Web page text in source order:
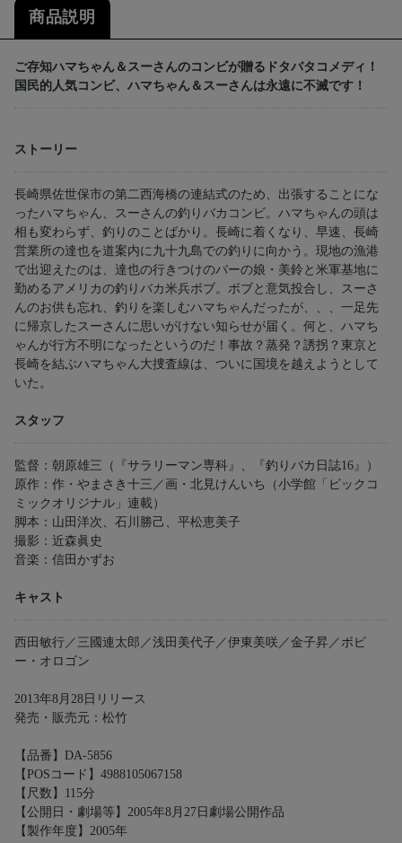
商品説明
ご存知ハマちゃん＆スーさんのコンビが贈るドタバタコメディ！
国民的人気コンビ、ハマちゃん＆スーさんは永遠に不滅です！
ストーリー
長崎県佐世保市の第二西海橋の連結式のため、出張することにな
ったハマちゃん、スーさんの釣りバカコンビ。ハマちゃんの頭は
相も変わらず、釣りのことばかり。長崎に着くなり、早速、長崎
営業所の達也を道案内に九十九島での釣りに向かう。現地の漁港
で出迎えたのは、達也の行きつけのバーの娘・美鈴と米軍基地に
勤めるアメリカの釣りバカ米兵ボブ。ボブと意気投合し、スーさ
んのお供も忘れ、釣りを楽しむハマちゃんだったが、、、一足先
に帰京したスーさんに思いがけない知らせが届く。何と、ハマち
ゃんが行方不明になったというのだ！事故？蒸発？誘拐？東京と
長崎を結ぶハマちゃん大捜査線は、ついに国境を越えようとして
いた。
スタッフ
監督：朝原雄三（『サラリーマン専科』、『釣りバカ日誌16』）
原作：作・やまさき十三／画・北見けんいち（小学館「ビックコ
ミックオリジナル」連載）
脚本：山田洋次、石川勝己、平松恵美子
撮影：近森眞史
音楽：信田かずお
キャスト
西田敏行／三國連太郎／浅田美代子／伊東美咲／金子昇／ボビ
ー・オロゴン
2013年8月28日リリース
発売・販売元：松竹
【品番】DA-5856
【POSコード】4988105067158
【尺数】115分
【公開日・劇場等】2005年8月27日劇場公開作品
【製作年度】2005年